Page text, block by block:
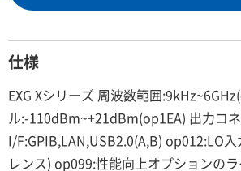
仕様
EXG Xシリーズ 周波数範囲
ル:-110dBm~+21dBm(op1EA) 出力コ
I/F:GPIB,LAN,USB2.0(A,B) op012:LO
レンス) op099:性能向上オプションの